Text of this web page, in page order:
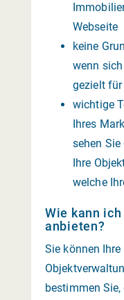
Webseite
keine
wenn
gezielt für
wichtige
Ihres
sehen
Ihre
welche
Wie kann
anbieten?
Sie können
bestimmen